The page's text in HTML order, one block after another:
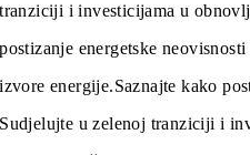
tranziciji i investicijama u
postizanje energetske
izvore energije.Saznajte kako
Sudjelujte u zelenoj tranziciji i